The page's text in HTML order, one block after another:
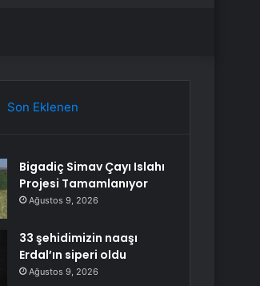
Son Eklenen
Bigadiç Simav Çayı Islahı
Projesi Tamamlanıyor
Ağustos 9, 2026
33 şehidimizin naaşı
Erdal’ın siperi oldu
Ağustos 9, 2026